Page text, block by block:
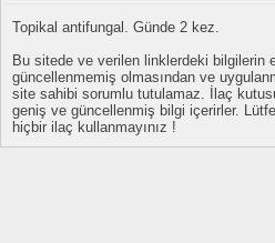
Topikal antifungal. Günde 2 kez.
Bu sitede ve verilen linklerdeki bilgilerin
güncellenmemiş olmasından ve
site sahibi sorumlu tutulamaz. İlaç
geniş ve güncellenmiş bilgi içerirler.
hiçbir ilaç kullanmayınız !